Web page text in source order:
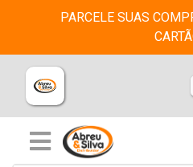
PARCELE SUAS